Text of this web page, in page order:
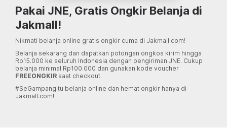
Pakai JNE, Gratis Ongkir Belanja di
Jakmall!
Nikmati belanja online gratis ongkir cuma di Jakmall.com!
Belanja sekarang dan dapatkan potongan ongkos kirim hingga
Rp15.000 ke seluruh Indonesia dengan pengiriman JNE. Cukup
belanja minimal Rp100.000 dan gunakan kode voucher
FREEONGKIR saat checkout.
#SeGampangItu belanja online dan hemat ongkir hanya di
Jakmall.com!